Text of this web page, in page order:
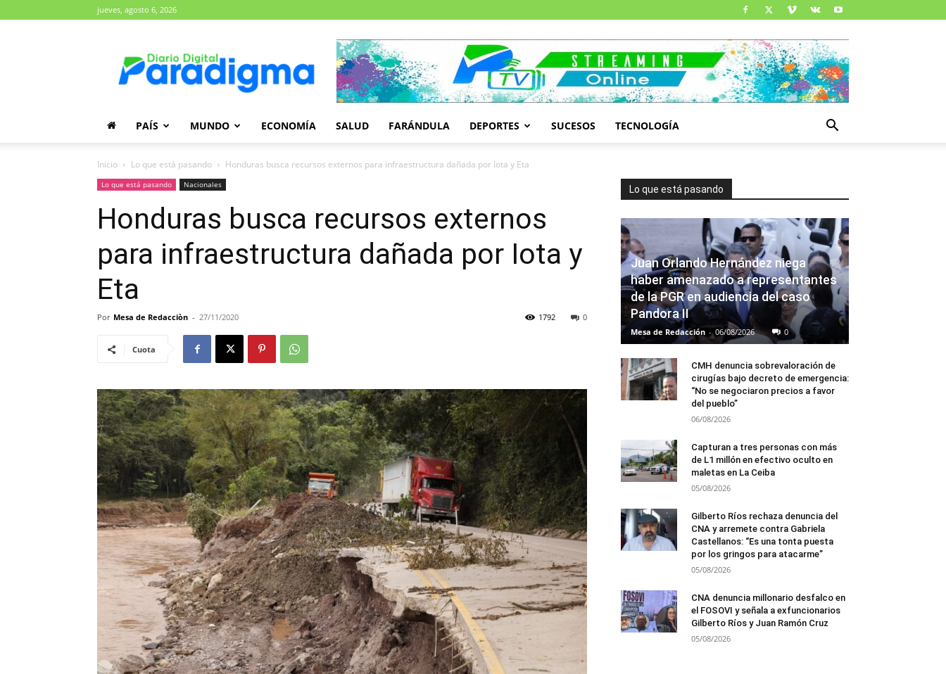
jueves, agosto 6, 2026
Paradigma
PAÍS MUNDO ECONOMÍA SALUD FARÁNDULA DEPORTES SUCESOS TECNOLOGÍA
Inicio Lo que está pasando Honduras busca recursos externos para infraestructura dañada por Iota y Eta
Lo que está pasando Nacionales
Honduras busca recursos externos
para infraestructura dañada por Iota y
Eta
Por Mesa de Redacciòn - 27/11/2020 0
1792
Cuota
Lo que está pasando
Juan Orlando Hernández niega
haber amenazado a representantes
de la PGR en audiencia del caso
Pandora II
Mesa de Redacción - 06/08/2026 0
CMH denuncia sobrevaloración de
cirugías bajo decreto de emergencia:
“No se negociaron precios a favor
del pueblo”
06/08/2026
Capturan a tres personas con más
de L1 millón en efectivo oculto en
maletas en La Ceiba
05/08/2026
Gilberto Ríos rechaza denuncia del
CNA y arremete contra Gabriela
Castellanos: “Es una tonta puesta
por los gringos para atacarme”
05/08/2026
CNA denuncia millonario desfalco en
el FOSOVI y señala a exfuncionarios
Gilberto Ríos y Juan Ramón Cruz
05/08/2026